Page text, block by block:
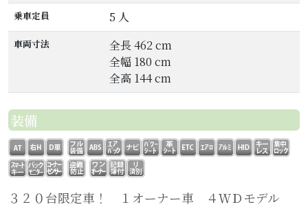
乗車定員 5 人
車両寸法
全長 462 cm
全幅 180 cm
全高 144 cm
装備
３２０台限定車！ １オーナー車 ４ＷＤモデル